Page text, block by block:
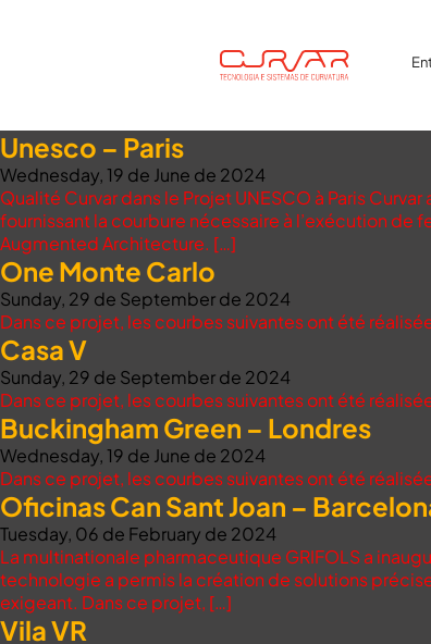
Unesco – Paris
Wednesday, 19 de June de 2024
Qualité Curvar dans le Projet UNESCO à Paris
fournissant la courbure nécessaire à l’exécution de
Augmented Architecture. […]
One Monte Carlo
Sunday, 29 de September de 2024
Dans ce projet, les courbes suivantes ont été
Casa V
Sunday, 29 de September de 2024
Dans ce projet, les courbes suivantes ont été
Buckingham Green – Londres
Wednesday, 19 de June de 2024
Dans ce projet, les courbes suivantes ont été
Oficinas Can Sant Joan –
Tuesday, 06 de February de 2024
La multinationale pharmaceutique GRIFOLS a
technologie a permis la création de solutions
exigeant. Dans ce projet, […]
Vila VR